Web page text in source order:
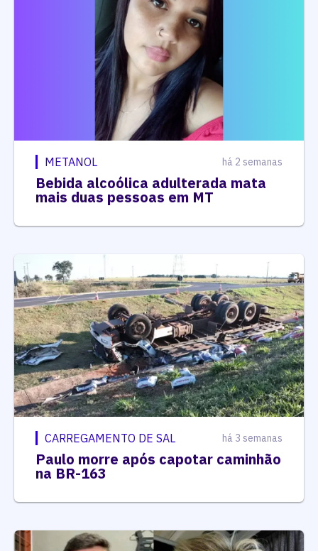
METANOL há 2 semanas
Bebida alcoólica adulterada mata
mais duas pessoas em MT
CARREGAMENTO DE SAL há 3 semanas
Paulo morre após capotar caminhão
na BR-163